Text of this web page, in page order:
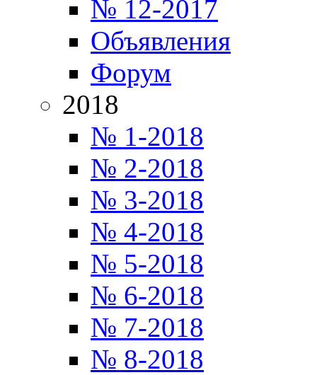
№ 12-2017
Объявления
Форум
2018
№ 1-2018
№ 2-2018
№ 3-2018
№ 4-2018
№ 5-2018
№ 6-2018
№ 7-2018
№ 8-2018